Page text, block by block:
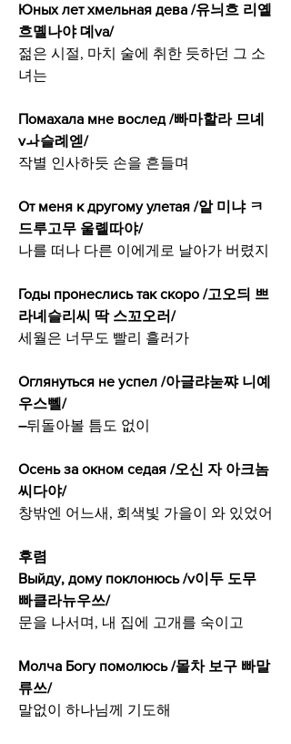
Юных лет хмельная дева /유늬흐 리옡
흐몔나야 뎨va/
젊은 시절, 마치 술에 취한 듯하던 그 소
녀는
Помахала мне вослед /빠마할라 므녜
vㅘ슬례엗/
작별 인사하듯 손을 흔들며
От меня к другому улетая /앝 미냐 ㅋ
드루고무 울롙따야/
나를 떠나 다른 이에게로 날아가 버렸지
Годы пронеслись так скоро /고오듸 쁘
라녜슬리씨 딱 스꼬오러/
세월은 너무도 빨리 흘러가
Оглянуться не успел /아글랴눋쨔 니예
우스뻴/
–뒤돌아볼 틈도 없이
Осень за окном седая /오신 자 아크놈
씨다야/
창밖엔 어느새, 회색빛 가을이 와 있었어
후렴
Выйду, дому поклонюсь /v이두 도무
빠클라뉴우쓰/
문을 나서며, 내 집에 고개를 숙이고
Молча Богу помолюсь /몰차 보구 빠말
류쓰/
말없이 하나님께 기도해